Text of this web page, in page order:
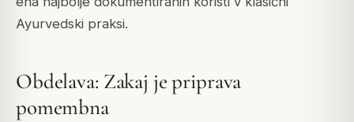
Ayurvedski praksi.
Obdelava: Zakaj je priprava
pomembna